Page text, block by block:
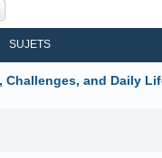
SUJETS
Challenges, and Daily